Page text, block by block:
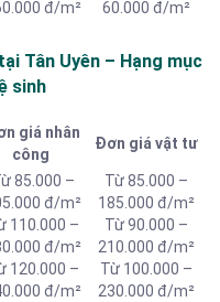
đ/m²
60.000 đ/m²
Tân Uyên – Hạng mục
sinh
giá nhân
công
Đơn giá vật tư
85.000 –
đ/m²
Từ 85.000 –
185.000 đ/m²
110.000 –
đ/m²
Từ 90.000 –
210.000 đ/m²
120.000 –
đ/m²
Từ 100.000 –
230.000 đ/m²